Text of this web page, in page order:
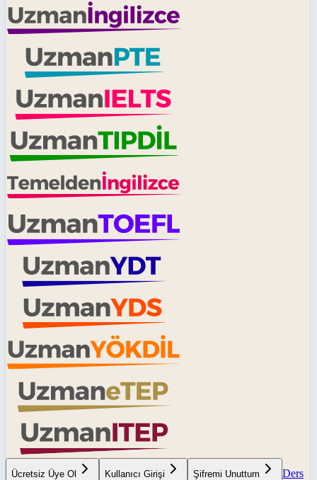
Ücretsiz Üye Ol Kullanıcı Girişi Şifremi Unuttum
Ders